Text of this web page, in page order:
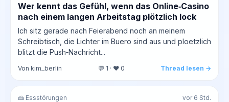
Wer kennt das Gefühl, wenn das Online‑Casino
nach einem langen Arbeitstag plötzlich lock
Ich sitz gerade nach Feierabend noch an meinem
Schreibtisch, die Lichter im Buero sind aus und ploetzlich
blitzt die Push‑Nachricht...
Von kim_berlin 💬 1 · ❤️ 0 Thread lesen →
🍰 Essstörungen vor 6 Std.